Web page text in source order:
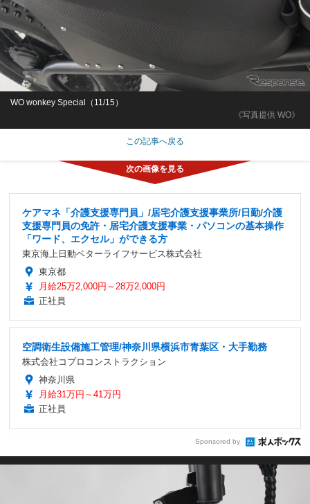
《写真提供 WO》
WO wonkey Special（11/15）
この記事へ戻る
ケアマネ「介護支援専門員」/居宅介護支援事業所/日勤/介護
支援専門員の免許・居宅介護支援事業・パソコンの基本操作
「ワード、エクセル」ができる方
東京海上日動ベターライフサービス株式会社
東京都
月給25万2,000円～28万2,000円
正社員
空調衛生設備施工管理/神奈川県横浜市青葉区・大手勤務
株式会社コプロコンストラクション
神奈川県
月給31万円～41万円
正社員
Sponsored by